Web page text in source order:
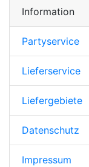
Information
Partyservice
Lieferservice
Liefergebiete
Datenschutz
Impressum